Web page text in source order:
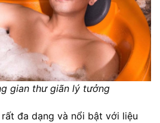
gian thư giãn lý tưởng
đa dạng và nổi bật với liệu